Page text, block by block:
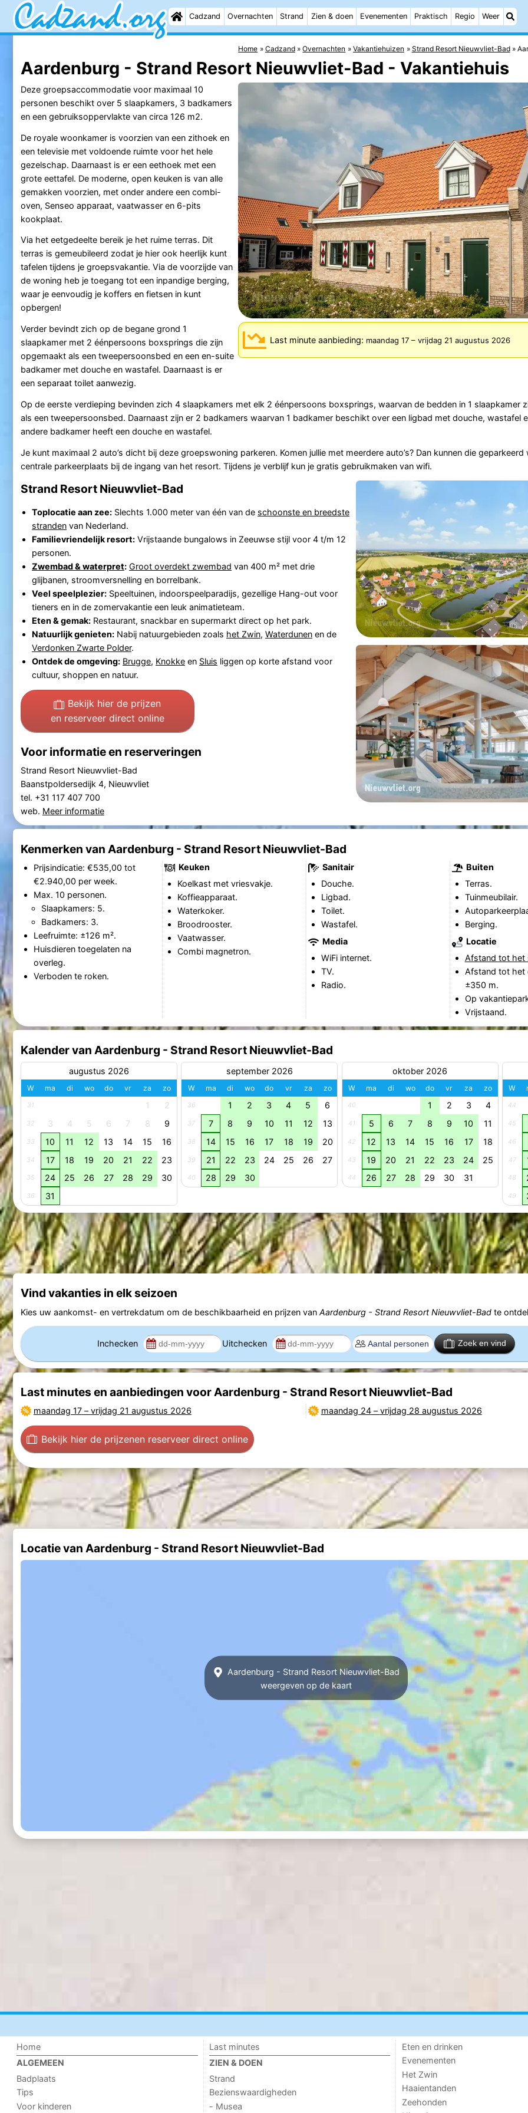
Cadzand Overnachten Strand Zien & doen Evenementen Praktisch Regio Weer
Home Cadzand Overnachten Vakantiehuizen Strand Resort Nieuwvliet-Bad
Aardenburg - Strand Resort Nieuwvliet-Bad - Vakantiehuis
Last minute aanbieding: maandag 17– vrijdag 21 augustus 2026
Deze groepsaccommodatie voor maximaal 10
personen beschikt over 5 slaapkamers, 3 badkamers
en een gebruiksoppervlakte van circa 126 m2.
De royale woonkamer is voorzien van een zithoek en
een televisie met voldoende ruimte voor het hele
gezelschap. Daarnaast is er een eethoek met een
grote eettafel. De moderne, open keuken is van alle
gemakken voorzien, met onder andere een combi-
oven, Senseo apparaat, vaatwasser en 6-pits
kookplaat.
Via het eetgedeelte bereik je het ruime terras. Dit
terras is gemeubileerd zodat je hier ook heerlijk kunt
tafelen tijdens je groepsvakantie. Via de voorzijde van
de woning heb je toegang tot een inpandige berging,
waar je eenvoudig je koffers en fietsen in kunt
opbergen!
Verder bevindt zich op de begane grond 1
slaapkamer met 2 éénpersoons boxsprings die zijn
opgemaakt als een tweepersoonsbed en een en-suite
badkamer met douche en wastafel. Daarnaast is er
een separaat toilet aanwezig.
Op de eerste verdieping bevinden zich 4 slaapkamers met elk 2 éénpersoons boxsprings, waarvan de bedden in 1 slaapkamer
als een tweepersoonsbed. Daarnaast zijn er 2 badkamers waarvan 1 badkamer beschikt over een ligbad met douche, wastafel
andere badkamer heeft een douche en wastafel.
Je kunt maximaal 2 auto’s dicht bij deze groepswoning parkeren. Komen jullie met meerdere auto’s? Dan kunnen die
centrale parkeerplaats bij de ingang van het resort. Tijdens je verblijf kun je gratis gebruikmaken van wifi.
Strand Resort Nieuwvliet-Bad
Toplocatie aan zee:Slechts 1.000 meter van één van de schoonste en breedste
strandenvan Nederland.
Familievriendelijk resort:Vrijstaande bungalows in Zeeuwse stijl voor 4 t/m 12
personen.
Zwembad & waterpret: Groot overdekt zwembad van 400 m² met drie
glijbanen, stroomversnelling en borrelbank.
Veel speelplezier:Speeltuinen, indoorspeelparadijs, gezellige Hang-out voor
tieners en in de zomervakantie een leuk animatieteam.
Eten & gemak:Restaurant, snackbar en supermarkt direct op het park.
Natuurlijk genieten:Nabij natuurgebieden zoals het Zwin, Waterdunenen de
Verdonken Zwarte Polder.
Ontdek de omgeving: Brugge, Knokkeen Sluis liggen op korte afstand voor
cultuur, shoppen en natuur.
Bekijk hier de prijzen
en reserveer direct online
Voor informatie en reserveringen
Strand Resort Nieuwvliet-Bad
Baanstpoldersedijk 4, Nieuwvliet
tel. +31 117 407 700
web. Meer informatie
Kenmerken van Aardenburg - Strand Resort Nieuwvliet-Bad
Prijsindicatie: €535,00 tot
€2.940,00 per week.
Max. 10 personen.
Slaapkamers: 5.
Badkamers: 3.
Leefruimte: ±126 m².
Huisdieren toegelaten na
overleg.
Verboden te roken.
Keuken
Koelkast met vriesvakje.
Koffieapparaat.
Waterkoker.
Broodrooster.
Vaatwasser.
Combi magnetron.
Sanitair
Douche.
Ligbad.
Toilet.
Wastafel.
Media
WiFi internet.
TV.
Radio.
Buiten
Terras.
Tuinmeubilair.
Berging.
Locatie
Afstand tot het
Afstand tot het
±350 m.
Op
Vrijstaand.
Kalender van Aardenburg - Strand Resort Nieuwvliet-Bad
augustus 2026
W ma di wo do vr za zo
31 1 2
32 3 4 5 6 7 8 9
33 10 11 12 13 14 15 16
34 17 18 19 20 21 22 23
35 24 25 26 27 28 29 30
36 31
september 2026
W ma di wo do vr za zo
36 1 2 3 4 5 6
37 7 8 9 10 11 12 13
38 14 15 16 17 18 19 20
39 21 22 23 24 25 26 27
40 28 29 30
oktober 2026
W ma di wo do vr za zo
40 1 2 3 4
41 5 6 7 8 9 10 11
42 12 13 14 15 16 17 18
43 19 20 21 22 23 24 25
44 26 27 28 29 30 31
W
44
45
46
47
48
49
Vind vakanties in elk seizoen
Kies uw aankomst- en vertrekdatum om de beschikbaarheid en prijzen van Aardenburg - Strand Resort Nieuwvliet-Badte
Inchecken Uitchecken Zoek en vind
Last minutes en aanbiedingen voor Aardenburg - Strand Resort Nieuwvliet-Bad
maandag 17–vrijdag 21 augustus 2026 maandag 24–vrijdag 28 augustus 2026
Bekijk hier de prijzenen reserveer direct online
Locatie van Aardenburg - Strand Resort Nieuwvliet-Bad
Aardenburg - Strand Resort Nieuwvliet-Bad
weergeven op de kaart
Home
ALGEMEEN
Badplaats
Tips
Voor kinderen
Last minutes
ZIEN & DOEN
Strand
Bezienswaardigheden
- Musea
Eten en drinken
Evenementen
Het Zwin
Haaientanden
Zeehonden